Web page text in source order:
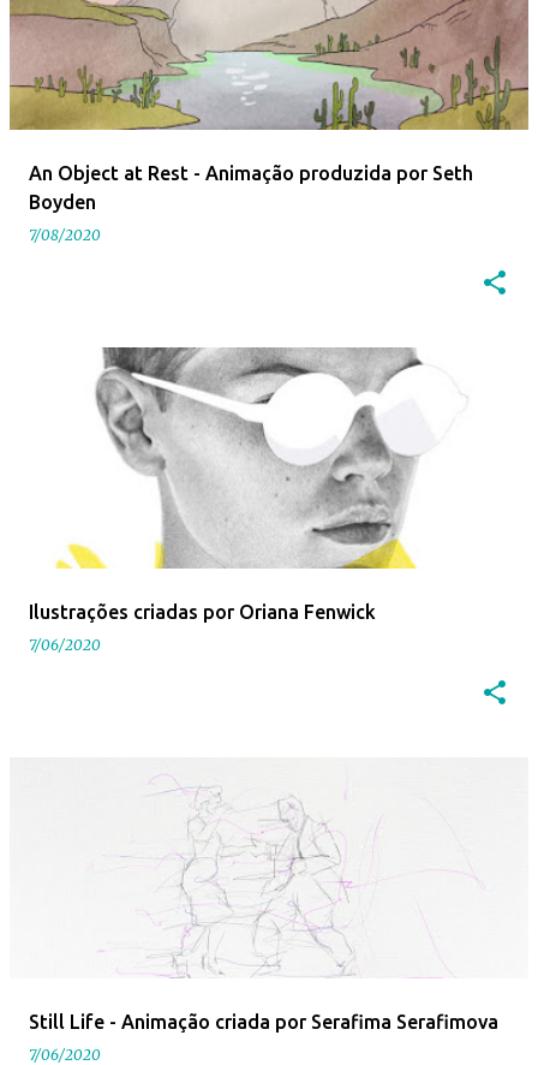
An Object at Rest - Animação produzida por Seth
Boyden
7/08/2020
Ilustrações criadas por Oriana Fenwick
7/06/2020
Still Life - Animação criada por Serafima Serafimova
7/06/2020